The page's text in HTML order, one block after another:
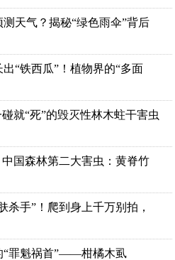
测天气？揭秘“绿色雨伞”背后
出“铁西瓜”！植物界的“多面
就“死”的毁灭性林木蛀干害虫
国森林第二大害虫：黄脊竹
杀手”！爬到身上千万别拍，
“罪魁祸首”——柑橘木虱